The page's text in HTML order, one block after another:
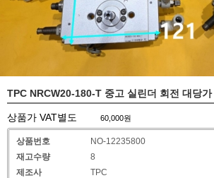
TPC NRCW20-180-T 중고 실린더 회전 대당가
상품가 VAT별도 60,000원
상품번호
NO-12235800
재고수량
8
제조사
TPC